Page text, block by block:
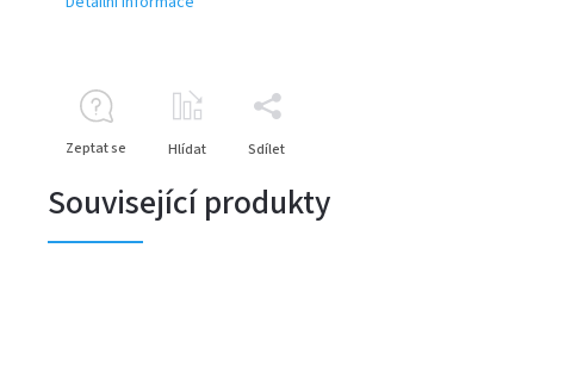
Zeptat se Hlídat Sdílet
Související produkty